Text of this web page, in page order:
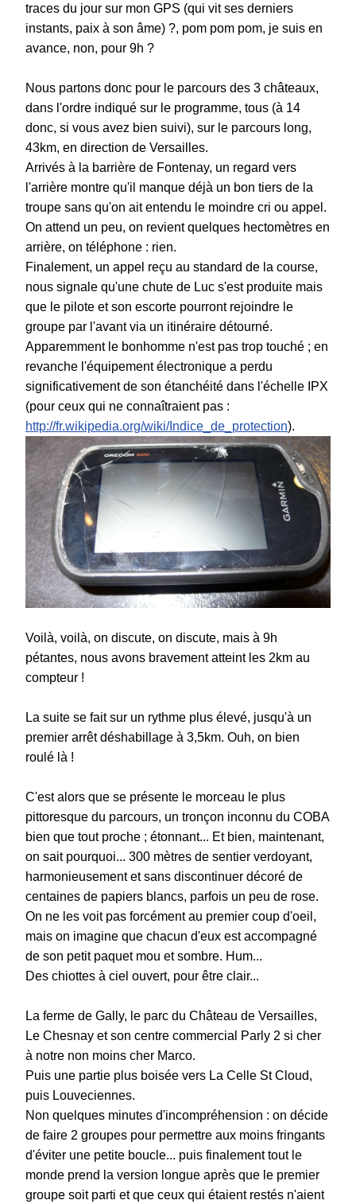
traces du jour sur mon GPS (qui vit ses derniers
instants, paix à son âme) ?, pom pom pom, je suis en
avance, non, pour 9h ?
Nous partons donc pour le parcours des 3 châteaux,
dans l'ordre indiqué sur le programme, tous (à 14
donc, si vous avez bien suivi), sur le parcours long,
43km, en direction de Versailles.
Arrivés à la barrière de Fontenay, un regard vers
l'arrière montre qu'il manque déjà un bon tiers de la
troupe sans qu'on ait entendu le moindre cri ou appel.
On attend un peu, on revient quelques hectomètres en
arrière, on téléphone : rien.
Finalement, un appel reçu au standard de la course,
nous signale qu'une chute de Luc s'est produite mais
que le pilote et son escorte pourront rejoindre le
groupe par l'avant via un itinéraire détourné.
Apparemment le bonhomme n'est pas trop touché ; en
revanche l'équipement électronique a perdu
significativement de son étanchéité dans l'échelle IPX
(pour ceux qui ne connaîtraient pas :
http://fr.wikipedia.org/wiki/Indice_de_protection).
Voilà, voilà, on discute, on discute, mais à 9h
pétantes, nous avons bravement atteint les 2km au
compteur !
La suite se fait sur un rythme plus élevé, jusqu'à un
premier arrêt déshabillage à 3,5km. Ouh, on bien
roulé là !
C'est alors que se présente le morceau le plus
pittoresque du parcours, un tronçon inconnu du COBA
bien que tout proche ; étonnant... Et bien, maintenant,
on sait pourquoi... 300 mètres de sentier verdoyant,
harmonieusement et sans discontinuer décoré de
centaines de papiers blancs, parfois un peu de rose.
On ne les voit pas forcément au premier coup d'oeil,
mais on imagine que chacun d'eux est accompagné
de son petit paquet mou et sombre. Hum...
Des chiottes à ciel ouvert, pour être clair...
La ferme de Gally, le parc du Château de Versailles,
Le Chesnay et son centre commercial Parly 2 si cher
à notre non moins cher Marco.
Puis une partie plus boisée vers La Celle St Cloud,
puis Louveciennes.
Non quelques minutes d'incompréhension : on décide
de faire 2 groupes pour permettre aux moins fringants
d'éviter une petite boucle... puis finalement tout le
monde prend la version longue après que le premier
groupe soit parti et que ceux qui étaient restés n'aient